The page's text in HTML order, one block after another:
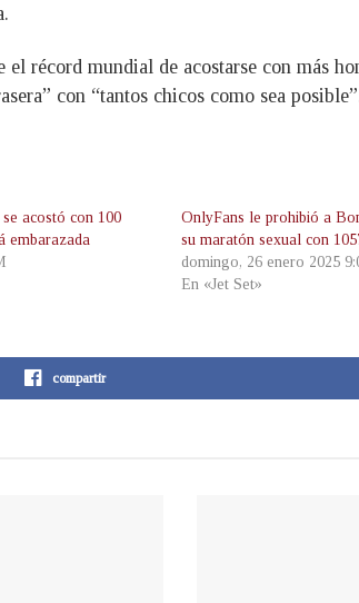
récord mundial de acostarse con más
con “tantos chicos como sea
acostó con 100
embarazada
OnlyFans le prohibió a
su maratón sexual con
domingo, 26 enero 2025
En «Jet Set»
compartir